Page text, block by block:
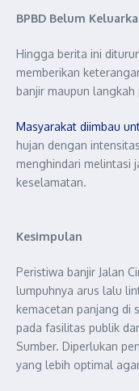
BPBD Belum
Hingga berita ini
memberikan
banjir maupun
Masyarakat diimbau
hujan dengan
menghindari melintasi
keselamatan.
Kesimpulan
Peristiwa banjir Jalan
lumpuhnya arus lalu
kemacetan panjang di
pada fasilitas publik
Sumber. Diperlukan
yang lebih optimal